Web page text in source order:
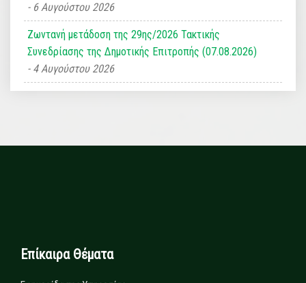
6 Αυγούστου 2026
Ζωντανή μετάδοση της 29ης/2026 Τακτικής
Συνεδρίασης της Δημοτικής Επιτροπής (07.08.2026)
4 Αυγούστου 2026
Επίκαιρα Θέματα